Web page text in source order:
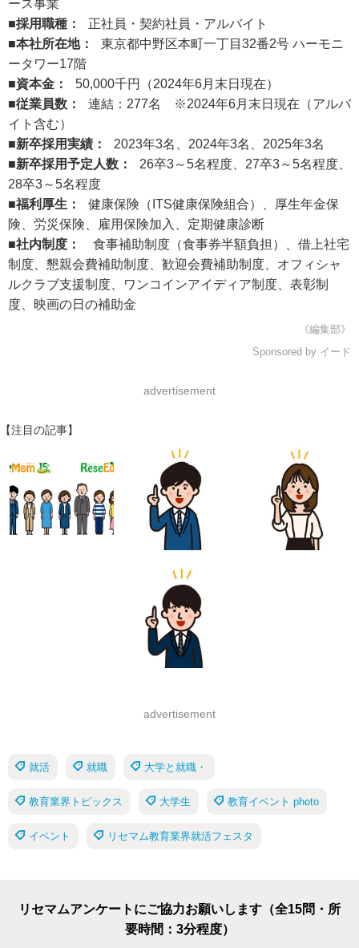
ース事業
■採用職種：
正社員・契約社員・アルバイト
■本社所在地：
東京都中野区本町一丁目32番2号 ハーモニ
ータワー17階
■資本金：
50,000千円（2024年6月末日現在）
■従業員数：
連結：277名
※2024年6月末日現在（アルバ
イト含む）
■新卒採用実績：
2023年3名、2024年3名、2025年3名
■新卒採用予定人数：
26卒3～5名程度、27卒3～5名程度、
28卒3～5名程度
■福利厚生：
健康保険（ITS健康保険組合）、厚生年金保
険、労災保険、雇用保険加入、定期健康診断
■社内制度： 食事補助制度（食事券半額負担）、借上社宅
制度、懇親会費補助制度、歓迎会費補助制度、オフィシャ
ルクラブ支援制度、ワンコインアイディア制度、表彰制
度、映画の日の補助金
《編集部》
Sponsored by イード
advertisement
【注目の記事】
advertisement
就活 就職 大学と就職・
教育業界トピックス 大学生 教育イベント photo
イベント リセマム教育業界就活フェスタ
リセマムアンケートにご協力お願いします（全15問・所
要時間：3分程度）